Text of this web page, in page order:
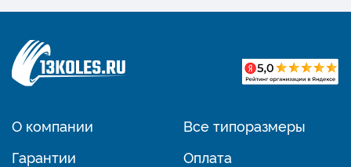
О компании
Гарантии
Все типоразмеры
Оплата